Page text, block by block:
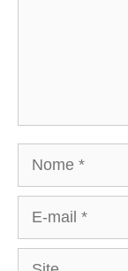
Nome
mail
Site